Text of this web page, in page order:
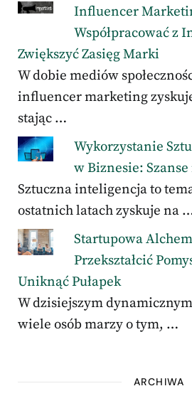
Influencer
Współpracować z
Zwiększyć Zasięg Marki
W dobie mediów
influencer marketing
stając …
Wykorzystanie
w Biznesie:
Sztuczna inteligencja to
ostatnich latach zyskuje na
Startupowa
Przekształcić
Uniknąć Pułapek
W dzisiejszym
wiele osób marzy o tym, …
ARCHIWA